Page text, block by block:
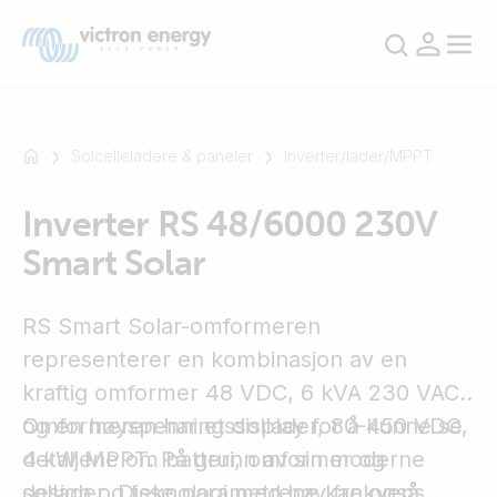
eksempel
Multiplus-
Orion
SmartShunt
Solcelleladere & paneler Inverter/lader/MPPT
Inverter RS 48/6000 230V
Smart Solar
RS Smart Solar-omformeren
representerer en kombinasjon av en
kraftig omformer 48 VDC, 6 kVA 230 VAC
og en høyspenningssollader, 80-450 VDC,
4 kW MPPT. På grunn av sin moderne
Omformeren har et display for å kunne se
detaljene om batteri, omformer og